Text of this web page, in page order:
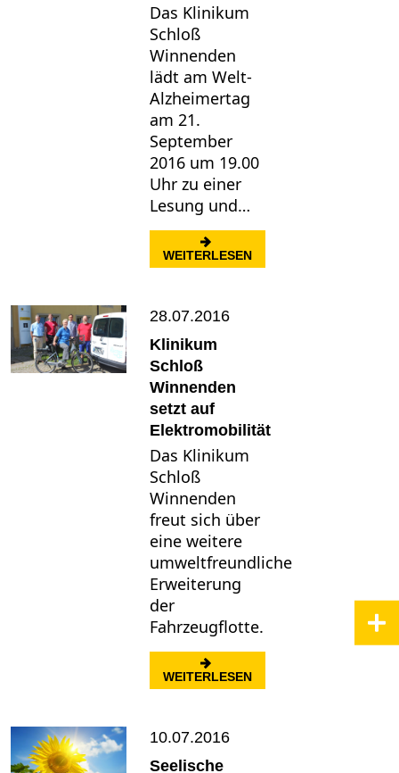
Das Klinikum
Schloß
Winnenden
lädt am Welt-
Alzheimertag
am 21.
September
2016 um 19.00
Uhr zu einer
Lesung und…
WEITERLESEN: WELT-
28.07.2016
Klinikum
Schloß
Winnenden
setzt auf
Elektromobilität
Das Klinikum
Schloß
Winnenden
freut sich über
eine weitere
umweltfreundliche
Erweiterung
der
Fahrzeugflotte.
WEITERLESEN: KLINIKUM SCHLOSS
10.07.2016
Seelische